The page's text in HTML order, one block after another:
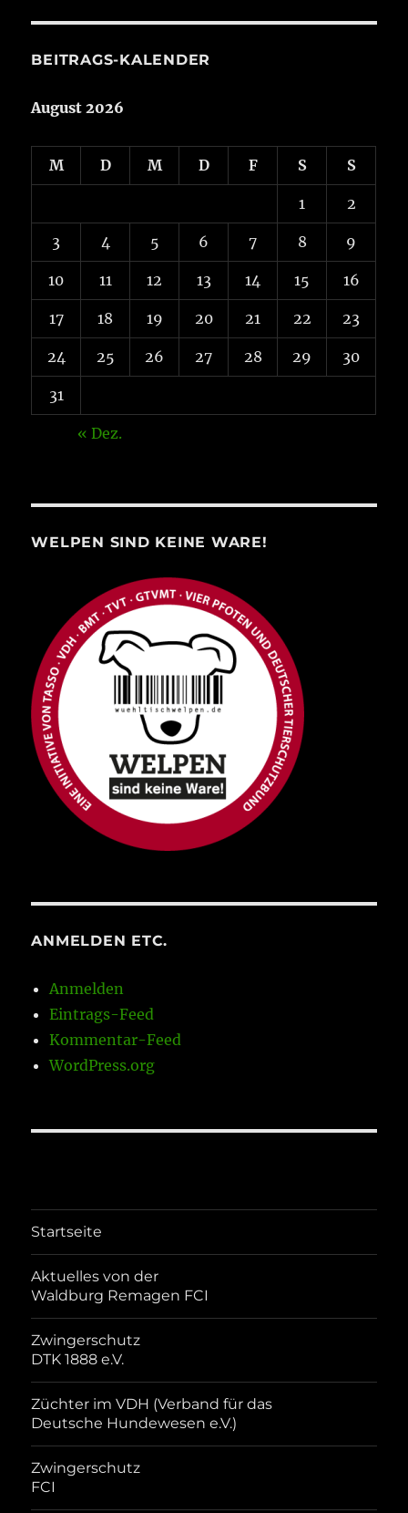
BEITRAGS-KALENDER
August 2026
M D M D F S S
1 2
3 4 5 6 7 8 9
10 11 12 13 14 15 16
17 18 19 20 21 22 23
24 25 26 27 28 29 30
31
« Dez.
WELPEN SIND KEINE WARE!
ANMELDEN ETC.
Anmelden
Eintrags-Feed
Kommentar-Feed
WordPress.org
Startseite
Aktuelles von der
Waldburg Remagen FCI
Zwingerschutz
DTK 1888 e.V.
Züchter im VDH (Verband für das
Deutsche Hundewesen e.V.)
Zwingerschutz
FCI